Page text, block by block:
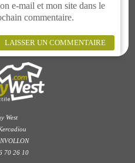
e-mail et mon site dans le
commentaire.
West
70 26 10